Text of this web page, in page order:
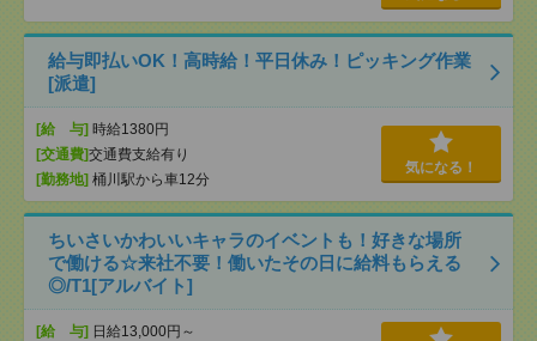
給与即払いOK！高時給！平日休み！ピッキング作業
[派遣]
[給 与] 時給1380円
[交通費]交通費支給有り
[勤務地] 桶川駅から車12分
気になる！
ちいさいかわいいキャラのイベントも！好きな場所
で働ける☆来社不要！働いたその日に給料もらえる
◎/T1[アルバイト]
[給 与] 日給13,000円～